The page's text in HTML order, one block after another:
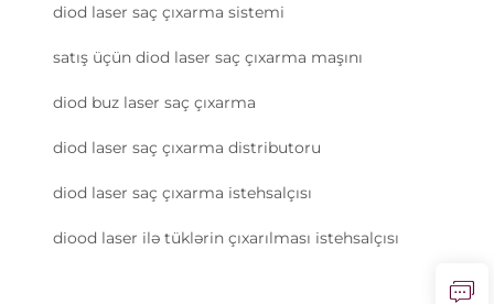
diod laser saç çıxarma sistemi
satış üçün diod laser saç çıxarma maşını
diod buz laser saç çıxarma
diod laser saç çıxarma distributoru
diod laser saç çıxarma istehsalçısı
diood laser ilə tüklərin çıxarılması istehsalçısı